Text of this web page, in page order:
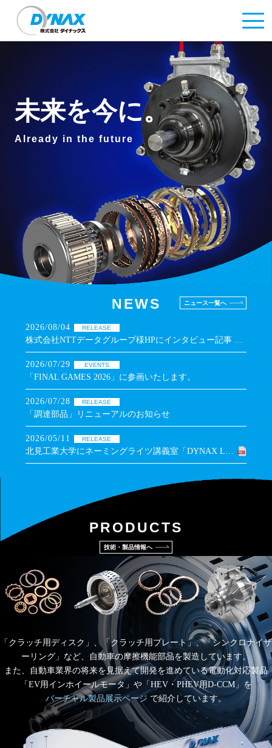
未来を今に。
Already in the future
NEWS ニュース一覧へ
2026/08/04 RELEASE
2026/07/29 EVENTS
「FINAL GAMES 2026」に参画いたします。
2026/07/28 RELEASE
「調達部品」リニューアルのお知らせ
2026/05/11 RELEASE
当社アーロムワイナリーがオープンいたしました。
2026/03/19
役員人事異動のお知らせPRODUCTS
技術・製品情報へ
「クラッチ用ディスク」、「クラッチ用プレート」、「シンクロナイザ
ーリング」など、自動車の摩擦機能部品を製造しています。
また、自動車業界の将来を見据えて開発を進めている電動化対応製品
「EV用インホイールモータ」や「HEV・PHEV用D-CCM」を
バーチャル製品展示ページ で紹介しています。